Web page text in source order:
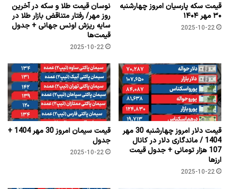
قیمت سکه پارسیان امروز چهارشنبه
۳۰ مهر ۱۴۰۴
2025-10-22
نوسان قیمت طلا و سکه در آخرین
روز مهر/ رفتار متناقض بازار طلا در
سایه ریزش اونس جهانی + جدول
قیمت‌ها
2025-10-22
قیمت دلار امروز چهارشنبه 30 مهر
1404 / ماندگاری دلار در کانال
107 هزار تومانی + جدول قیمت
ارزها
2025-10-22
قیمت سیمان امروز 30 مهر 1404 +
جدول
2025-10-22